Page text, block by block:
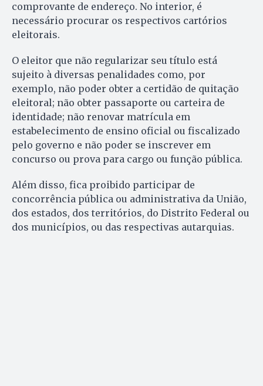
comprovante de endereço. No in­terior, é
necessário procurar os res­pectivos cartórios
eleitorais.
O eleitor que não regularizar seu título está
sujeito à diversas penalidades como, por
exemplo, não poder obter a certidão de quitação
eleitoral; não obter passaporte ou carteira de
identidade; não renovar matrí­cula em
estabelecimento de ensi­no oficial ou fiscalizado
pelo go­verno e não poder se inscrever em
concurso ou prova para cargo ou função pública.
Além disso, fica proibido partici­par de
concorrência pública ou ad­ministrativa da União,
dos estados, dos territórios, do Distrito Federal ou
dos municípios, ou das respec­tivas autarquias.